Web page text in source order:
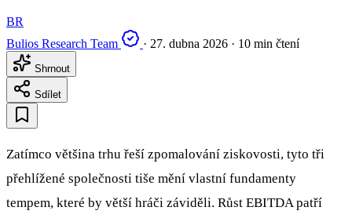
BR
Bulios Research Team
· 27. dubna 2026 · 10 min čtení
Shrnout
Sdílet
Zatímco většina trhu řeší zpomalování ziskovosti, tyto tři
přehlížené společnosti tiše mění vlastní fundamenty
tempem, které by větší hráči záviděli. Růst EBITDA patří